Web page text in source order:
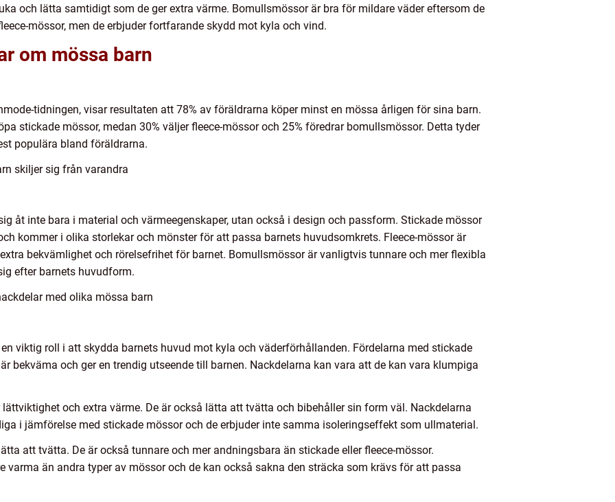
och lätta samtidigt som de ger extra värme. Bomullsmössor är bra för mildare väder eftersom de
mössor, men de erbjuder fortfarande skydd mot kyla och vind.
om mössa barn
tidningen, visar resultaten att 78% av föräldrarna köper minst en mössa årligen för sina barn.
stickade mössor, medan 30% väljer fleece-mössor och 25% föredrar bomullsmössor. Detta tyder
populära bland föräldrarna.
skiljer sig från varandra
åt inte bara i material och värmeegenskaper, utan också i design och passform. Stickade mössor
kommer i olika storlekar och mönster för att passa barnets huvudsomkrets. Fleece-mössor är
bekvämlighet och rörelsefrihet för barnet. Bomullsmössor är vanligtvis tunnare och mer flexibla
efter barnets huvudform.
med olika mössa barn
viktig roll i att skydda barnets huvud mot kyla och väderförhållanden. Fördelarna med stickade
bekväma och ger en trendig utseende till barnen. Nackdelarna kan vara att de kan vara klumpiga
och extra värme. De är också lätta att tvätta och bibehåller sin form väl. Nackdelarna
i jämförelse med stickade mössor och de erbjuder inte samma isoleringseffekt som ullmaterial.
att tvätta. De är också tunnare och mer andningsbara än stickade eller fleece-mössor.
varma än andra typer av mössor och de kan också sakna den sträcka som krävs för att passa